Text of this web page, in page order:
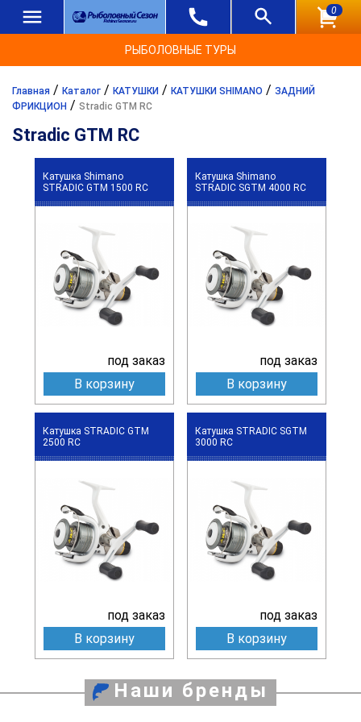
0
РЫБОЛОВНЫЕ ТУРЫ
Главная / Каталог / КАТУШКИ / КАТУШКИ SHIMANO / ЗАДНИЙ
ФРИКЦИОН / Stradic GTM RC
Stradic GTM RC
Катушка Shimano
STRADIC GTM 1500 RC
под заказ
В корзину
Катушка Shimano
STRADIC SGTM 4000 RC
под заказ
В корзину
Катушка STRADIC GTM
2500 RC
под заказ
В корзину
Катушка STRADIC SGTM
3000 RC
под заказ
В корзину
Наши бренды